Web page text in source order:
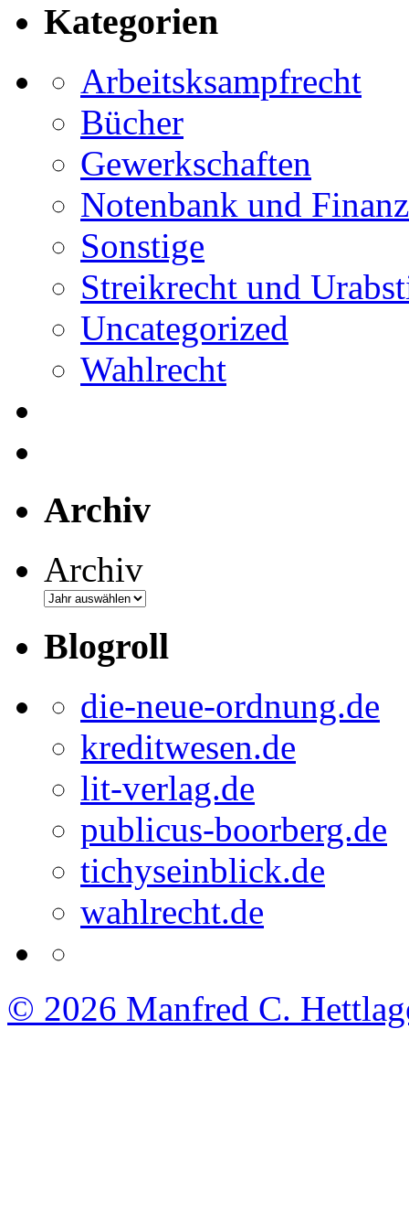
Kategorien
Arbeitsksampfrecht
Bücher
Gewerkschaften
Notenbank und
Sonstige
Streikrecht und
Uncategorized
Wahlrecht
Archiv
Archiv
Blogroll
die-neue-ordnung.de
kreditwesen.de
lit-verlag.de
publicus-boorberg.de
tichyseinblick.de
wahlrecht.de
© 2026 Manfred C.